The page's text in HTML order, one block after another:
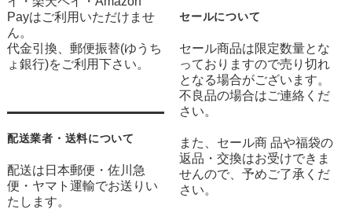
Payはご利用いただけませ
ん。
代金引換、郵便振替(ゆうち
ょ銀行)をご利用下さい。
配送業者・送料について
配送は日本郵便・佐川急
便・ヤマト運輸でお送りい
たします。
セールについて
セール商品は限定数量とな
っておりますので売り切れ
となる場合がございます。
不良品の場合はご連絡くだ
さい。
また、セール商 品や福袋の
返品・交換はお受けできま
せんので、予めご了承くだ
さい。